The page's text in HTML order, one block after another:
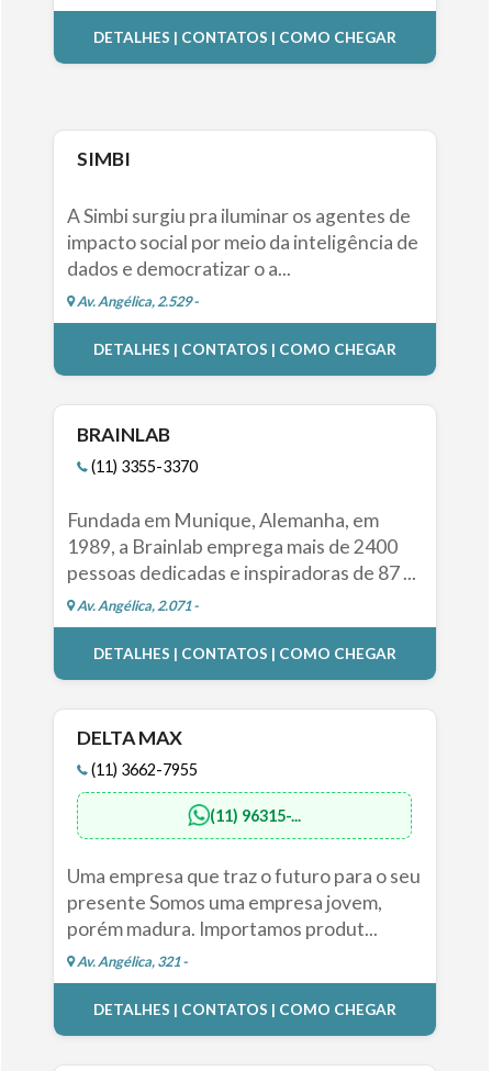
DETALHES | CONTATOS | COMO CHEGAR
SIMBI
A Simbi surgiu pra iluminar os agentes de
impacto social por meio da inteligência de
dados e democratizar o a...
Av. Angélica, 2.529 -
DETALHES | CONTATOS | COMO CHEGAR
BRAINLAB
(11) 3355-3370
Fundada em Munique, Alemanha, em
1989, a Brainlab emprega mais de 2400
pessoas dedicadas e inspiradoras de 87 ...
Av. Angélica, 2.071 -
DETALHES | CONTATOS | COMO CHEGAR
DELTA MAX
(11) 3662-7955
(11) 96315-...
Uma empresa que traz o futuro para o seu
presente Somos uma empresa jovem,
porém madura. Importamos produt...
Av. Angélica, 321 -
DETALHES | CONTATOS | COMO CHEGAR